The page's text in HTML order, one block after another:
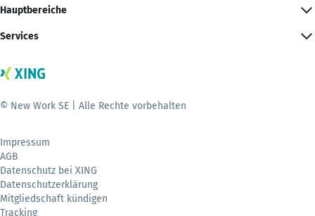
Hauptbereiche
Services
© New Work SE | Alle Rechte vorbehalten
Impressum
AGB
Datenschutz bei XING
Datenschutzerklärung
Mitgliedschaft kündigen
Tracking